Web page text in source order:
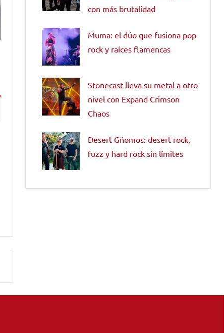
con más brutalidad
Muma: el dúo que fusiona pop
rock y raíces flamencas
Stonecast lleva su metal a otro
nivel con Expand Crimson
Chaos
Desert Gñomos: desert rock,
fuzz y hard rock sin límites